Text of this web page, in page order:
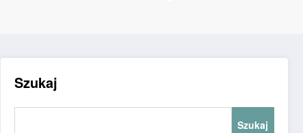
Szukaj
Szukaj